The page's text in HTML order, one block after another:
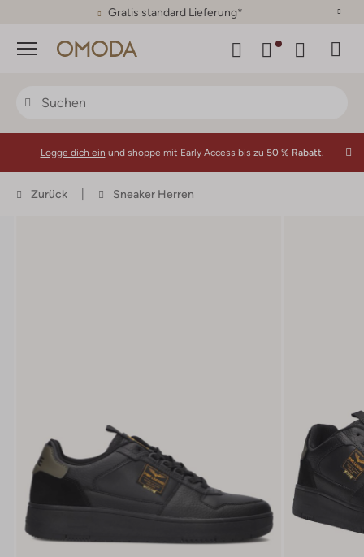
30 Tage Rückgaberecht
Menü
Logge dich ein und shoppe mit Early Access bis zu 50 % Rabatt.
Zurück Sneaker Herren